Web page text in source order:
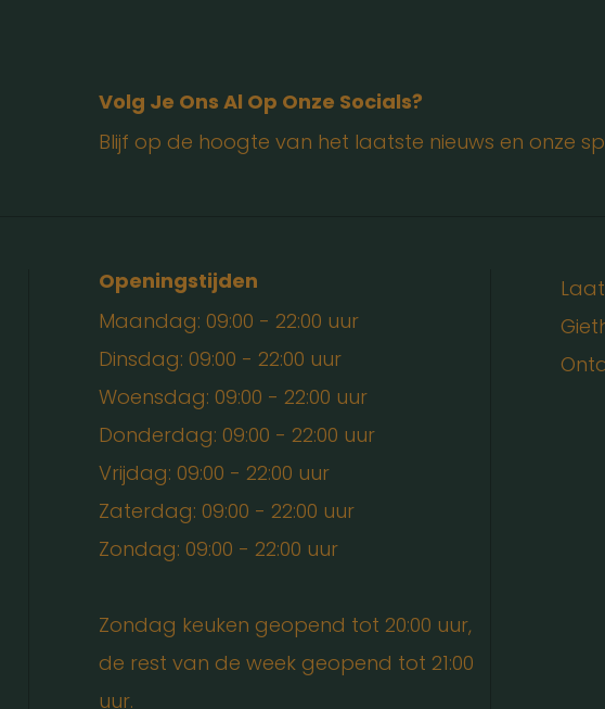
Volg Je Ons Al Op Onze Socials?
Blijf op de hoogte van het laatste nieuws en onze
Openingstijden
Maandag: 09:00 - 22:00 uur
Dinsdag: 09:00 - 22:00 uur
Woensdag: 09:00 - 22:00 uur
Donderdag: 09:00 - 22:00 uur
Vrijdag: 09:00 - 22:00 uur
Zaterdag: 09:00 - 22:00 uur
Zondag: 09:00 - 22:00 uur
Zondag keuken geopend tot 20:00 uur,
de rest van de week geopend tot 21:00
uur.